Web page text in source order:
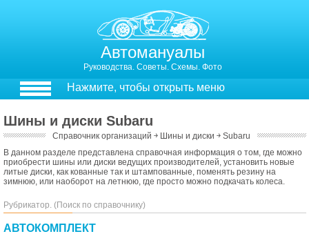
Автомануалы
Руководства. Советы. Схемы. Фото
Нажмите, чтобы открыть меню
Шины и диски Subaru
Справочник организаций￫ Шины и диски￫ Subaru
В данном разделе представлена справочная информация о том, где можно
приобрести шины или диски ведущих производителей, установить новые
литые диски, как кованные так и штампованные, поменять резину на
зимнюю, или наоборот на летнюю, где просто можно подкачать колеса.
Рубрикатор. (Поиск по справочнику)
АВТОКОМПЛЕКТ